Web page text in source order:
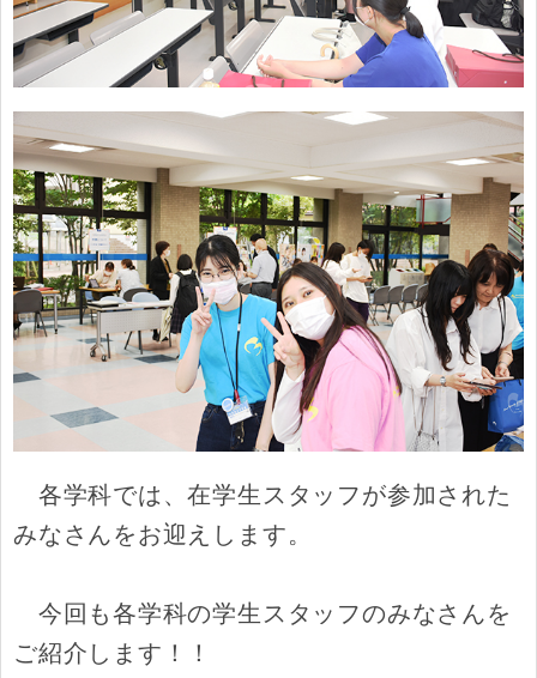
各学科では、在学生スタッフが参加された
みなさんをお迎えします。
今回も各学科の学生スタッフのみなさんを
ご紹介します！！